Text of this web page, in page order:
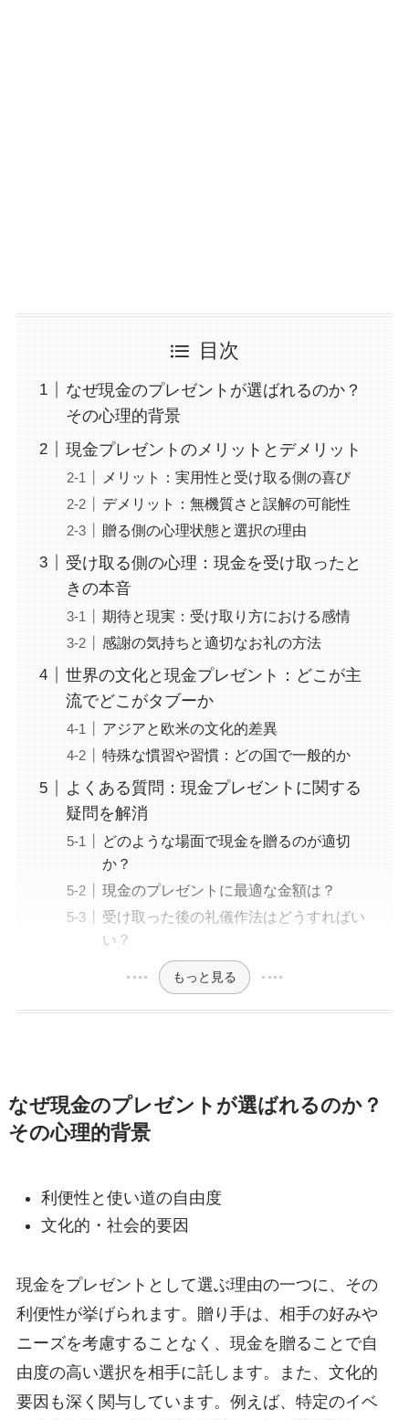
目次
なぜ現金のプレゼントが選ばれるのか？
その心理的背景
現金プレゼントのメリットとデメリット
メリット：実用性と受け取る側の喜び
デメリット：無機質さと誤解の可能性
贈る側の心理状態と選択の理由
受け取る側の心理：現金を受け取ったと
きの本音
期待と現実：受け取り方における感情
感謝の気持ちと適切なお礼の方法
世界の文化と現金プレゼント：どこが主
流でどこがタブーか
アジアと欧米の文化的差異
特殊な慣習や習慣：どの国で一般的か
よくある質問：現金プレゼントに関する
疑問を解消
どのような場面で現金を贈るのが適切
か？
現金のプレゼントに最適な金額は？
受け取った後の礼儀作法はどうすればい
い？
もっと見る
なぜ現金のプレゼントが選ばれるのか？
その心理的背景
利便性と使い道の自由度
文化的・社会的要因
現金をプレゼントとして選ぶ理由の一つに、その
利便性が挙げられます。贈り手は、相手の好みや
ニーズを考慮することなく、現金を贈ることで自
由度の高い選択を相手に託します。また、文化的
要因も深く関与しています。例えば、特定のイベ